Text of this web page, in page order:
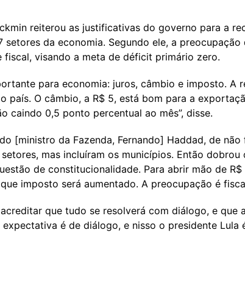
reiterou as justificativas do governo para a
setores da economia. Segundo ele, a
fiscal, visando a meta de déficit primário zero.
para economia: juros, câmbio e imposto. A
país. O câmbio, a R$ 5, está bom para a
caindo 0,5 ponto percentual ao mês”, disse.
[ministro da Fazenda, Fernando] Haddad, de
mas incluíram os municípios. Então
de constitucionalidade. Para abrir mão de
imposto será aumentado. A preocupação é
que tudo se resolverá com diálogo, e que
expectativa é de diálogo, e nisso o presidente Lula